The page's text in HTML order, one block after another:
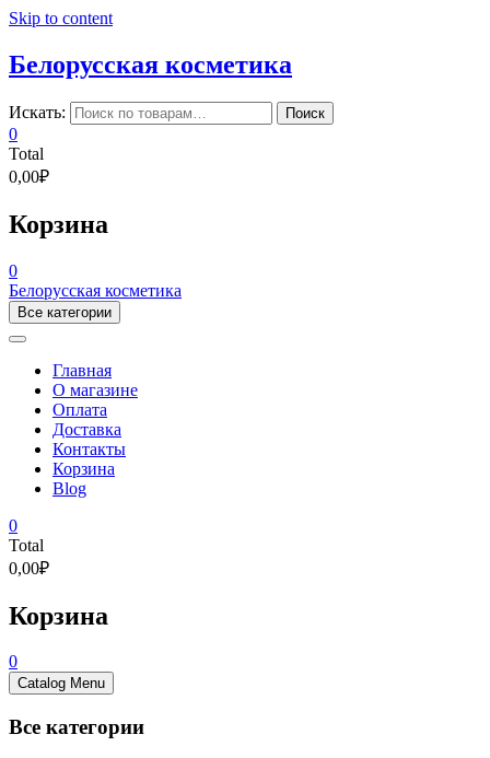
Skip to content
Белорусская косметика
Искать: Поиск
0
Total
0,00₽
Корзина
0
Белорусская косметика
Все категории
Главная
О магазине
Оплата
Доставка
Контакты
Корзина
Blog
0
Total
0,00₽
Корзина
0
Catalog Menu
Все категории